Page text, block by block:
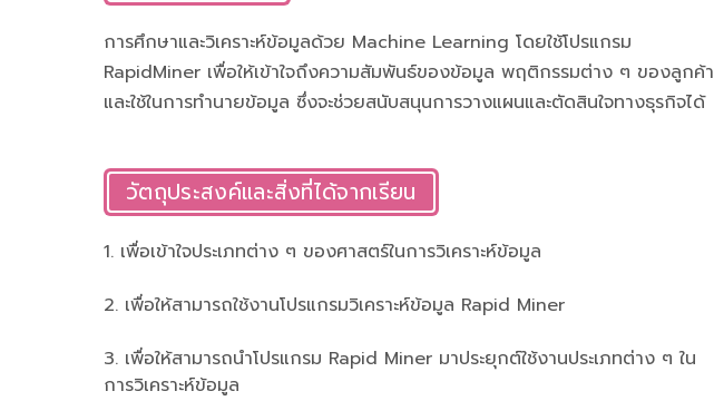
การศึกษาและวิเคราะห์ข้อมูลด้วย Machine Learning โดยใช้โปรแกรม
RapidMiner เพื่อให้เข้าใจถึงความสัมพันธ์ของข้อมูล พฤติกรรมต่าง ๆ ของลูกค้า
และใช้ในการทำนายข้อมูล ซึ่งจะช่วยสนับสนุนการวางแผนและตัดสินใจทางธุรกิจได้
วัตถุประสงค์และสิ่งที่ได้จากเรียน
1. เพื่อเข้าใจประเภทต่าง ๆ ของศาสตร์ในการวิเคราะห์ข้อมูล
2. เพื่อให้สามารถใช้งานโปรแกรมวิเคราะห์ข้อมูล Rapid Miner
3. เพื่อให้สามารถนำโปรแกรม Rapid Miner มาประยุกต์ใช้งานประเภทต่าง ๆ ใน
การวิเคราะห์ข้อมูล